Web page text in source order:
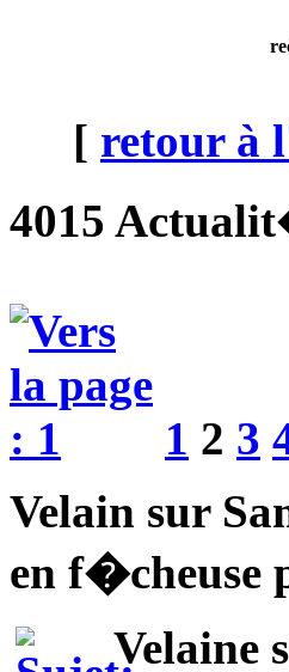
[ retour à
4015
1 2 3
Velain sur
en f�cheuse
Velaine